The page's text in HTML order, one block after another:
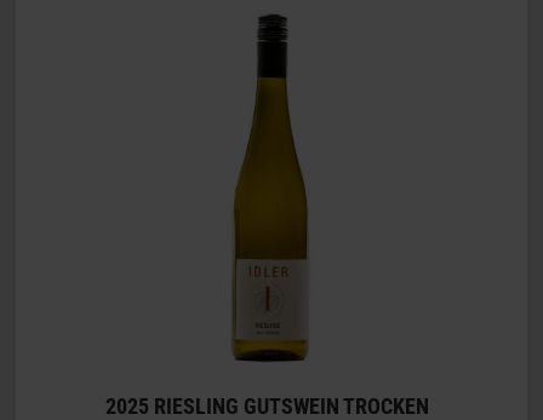
2025 RIESLING GUTSWEIN TROCKEN